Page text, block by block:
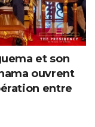
et son
ouvrent
entre